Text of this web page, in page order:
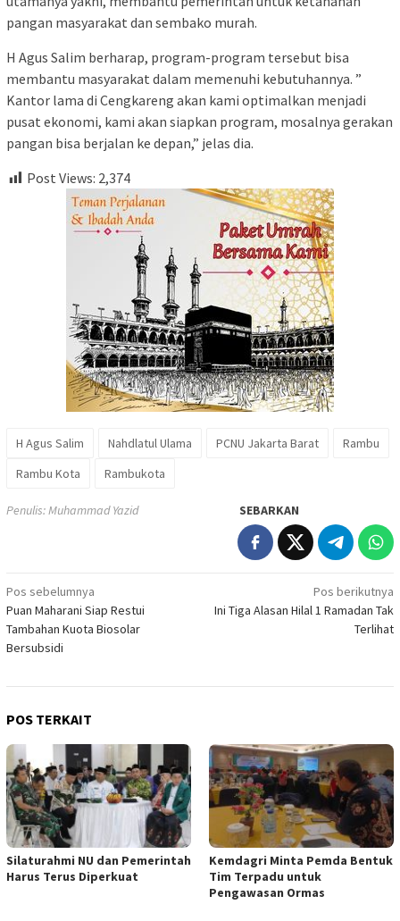
pangan masyarakat dan sembako murah.
H Agus Salim berharap, program-program tersebut bisa
membantu masyarakat dalam memenuhi kebutuhannya. ”
Kantor lama di Cengkareng akan kami optimalkan menjadi
pusat ekonomi, kami akan siapkan program, mosalnya gerakan
pangan bisa berjalan ke depan,” jelas dia.
Post Views: 2,374
H Agus Salim Nahdlatul Ulama PCNU Jakarta Barat
Rambu
Rambu Kota
Rambukota
Penulis: Muhammad Yazid SEBARKAN
Navigasi
pos
Pos sebelumnya
Puan Maharani Siap Restui
Tambahan Kuota Biosolar
Bersubsidi
Pos berikutnya
Ini Tiga Alasan Hilal 1 Ramadan Tak
Terlihat
POS TERKAIT
Silaturahmi NU dan Pemerintah
Harus Terus Diperkuat
Kemdagri Minta Pemda Bentuk
Tim Terpadu untuk
Pengawasan Ormas